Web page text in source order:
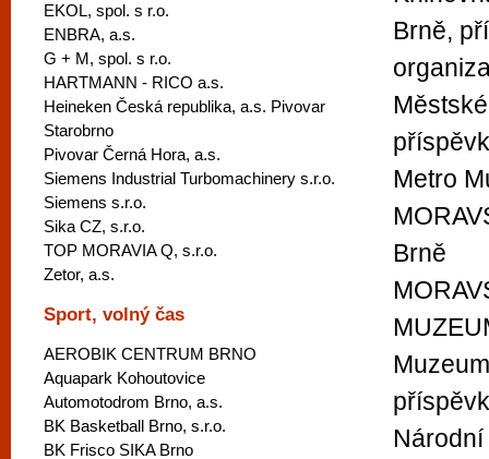
EKOL, spol. s r.o.
ENBRA, a.s.
G + M, spol. s r.o.
HARTMANN - RICO a.s.
Heineken Česká republika, a.s. Pivovar
Starobrno
Pivovar Černá Hora, a.s.
Siemens Industrial Turbomachinery s.r.o.
Siemens s.r.o.
Sika CZ, s.r.o.
TOP MORAVIA Q, s.r.o.
Zetor, a.s.
Sport, volný čas
AEROBIK CENTRUM BRNO
Aquapark Kohoutovice
Automotodrom Brno, a.s.
BK Basketball Brno, s.r.o.
BK Frisco SIKA Brno
Brně,
Metro
Brně